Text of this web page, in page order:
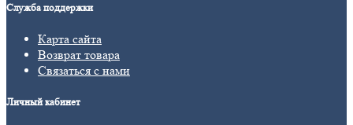
Служба поддержки
Карта сайта
Возврат товара
Связаться с нами
Личный кабинет